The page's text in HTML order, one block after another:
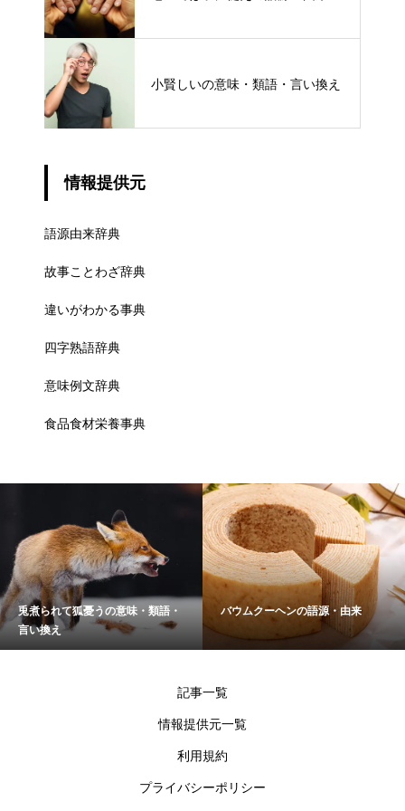
小賢しいの意味・類語・言い換え
情報提供元
語源由来辞典
故事ことわざ辞典
違いがわかる事典
四字熟語辞典
意味例文辞典
食品食材栄養事典
兎煮られて狐憂うの意味・類語・
言い換え
バウムクーヘンの語源・由来
記事一覧
情報提供元一覧
利用規約
プライバシーポリシー